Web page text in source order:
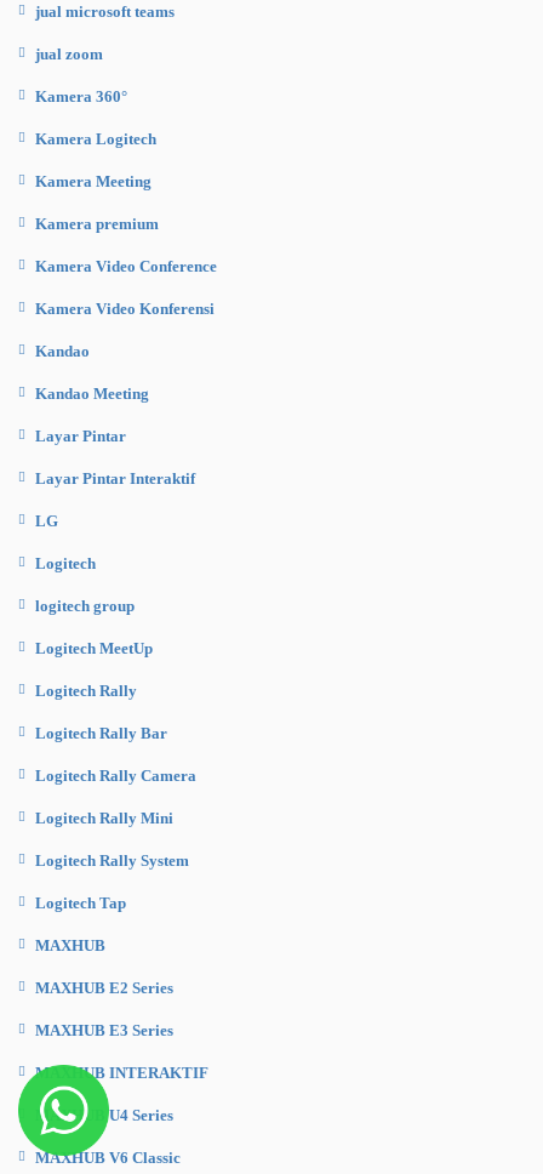
jual microsoft teams
jual zoom
Kamera 360°
Kamera Logitech
Kamera Meeting
Kamera premium
Kamera Video Conference
Kamera Video Konferensi
Kandao
Kandao Meeting
Layar Pintar
Layar Pintar Interaktif
LG
Logitech
logitech group
Logitech MeetUp
Logitech Rally
Logitech Rally Bar
Logitech Rally Camera
Logitech Rally Mini
Logitech Rally System
Logitech Tap
MAXHUB
MAXHUB E2 Series
MAXHUB E3 Series
MAXHUB INTERAKTIF
MAXHUB U4 Series
MAXHUB V6 Classic